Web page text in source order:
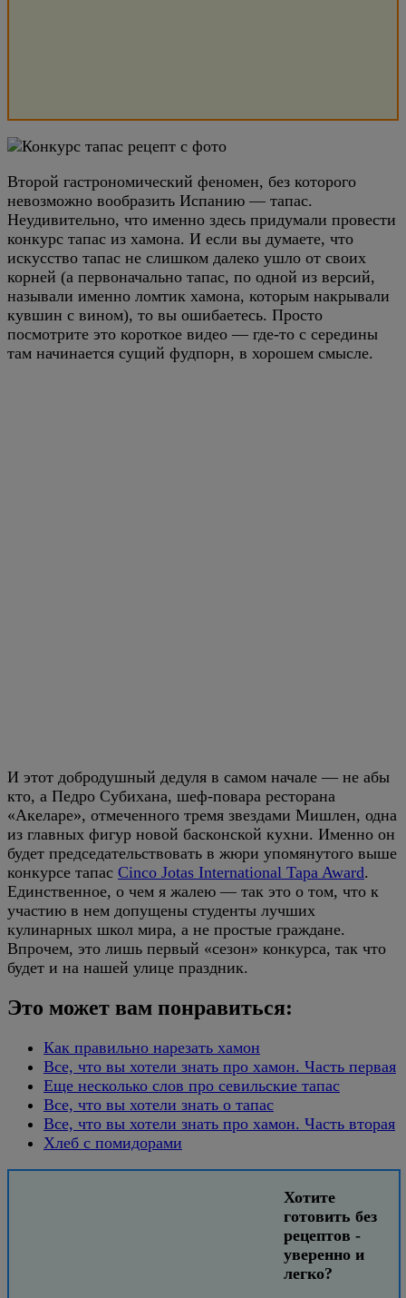
Второй гастрономический феномен, без которого
невозможно вообразить Испанию — тапас.
Неудивительно, что именно здесь придумали провести
конкурс тапас из хамона. И если вы думаете, что
искусство тапас не слишком далеко ушло от своих
корней (а первоначально тапас, по одной из версий,
называли именно ломтик хамона, которым накрывали
кувшин с вином), то вы ошибаетесь. Просто
посмотрите это короткое видео — где-то с середины
там начинается сущий фудпорн, в хорошем смысле.
И этот добродушный дедуля в самом начале — не абы
кто, а Педро Субихана, шеф-повара ресторана
«Акеларе», отмеченного тремя звездами Мишлен, одна
из главных фигур новой басконской кухни. Именно он
будет председательствовать в жюри упомянутого выше
конкурсе тапас Cinco Jotas International Tapa Award.
Единственное, о чем я жалею — так это о том, что к
участию в нем допущены студенты лучших
кулинарных школ мира, а не простые граждане.
Впрочем, это лишь первый «сезон» конкурса, так что
будет и на нашей улице праздник.
Это может вам понравиться:
Как правильно нарезать хамон
Все, что вы хотели знать про хамон. Часть первая
Еще несколько слов про севильские тапас
Все, что вы хотели знать о тапас
Все, что вы хотели знать про хамон. Часть вторая
Хлеб с помидорами
Хотите
готовить без
рецептов -
уверенно и
легко?